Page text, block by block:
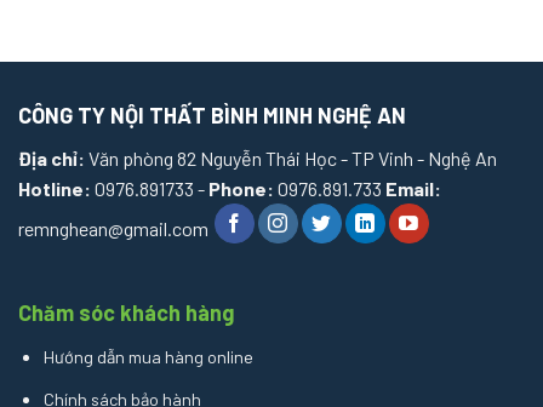
CÔNG TY NỘI THẤT BÌNH MINH NGHỆ AN
Địa chỉ: Văn phòng 82 Nguyễn Thái Học - TP Vinh - Nghệ An
Hotline: 0976.891733 - Phone: 0976.891.733 Email:
remnghean@gmail.com
Chăm sóc khách hàng
Hướng dẫn mua hàng online
Chính sách bảo hành